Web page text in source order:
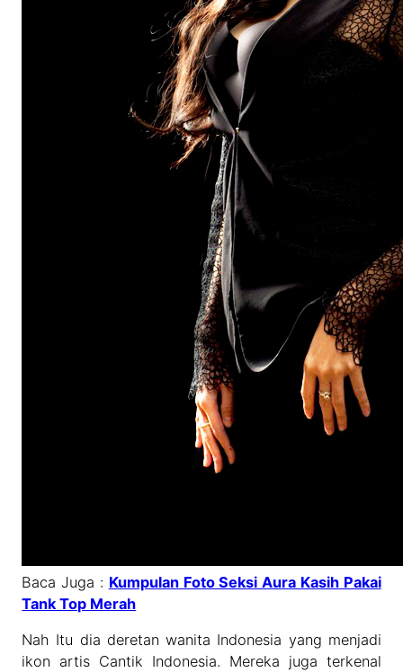
Baca Juga : Kumpulan Foto Seksi Aura Kasih Pakai
Tank Top Merah
Nah Itu dia deretan wanita Indonesia yang menjadi
ikon artis Cantik Indonesia. Mereka juga terkenal